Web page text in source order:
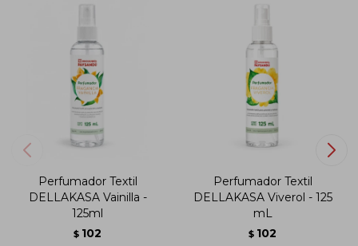
Perfumador Textil
DELLAKASA Vainilla -
125ml
$ 102
Perfumador Textil
DELLAKASA Viverol - 125
mL
$ 102